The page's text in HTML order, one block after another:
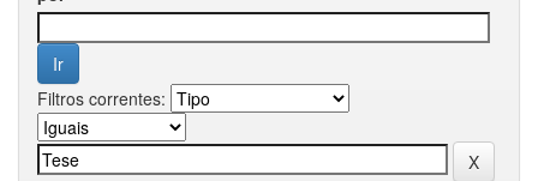
Filtros correntes: